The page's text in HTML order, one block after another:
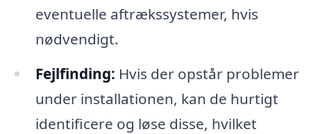
eventuelle aftrækssystemer, hvis
nødvendigt.
Fejlfinding: Hvis der opstår problemer
under installationen, kan de hurtigt
identificere og løse disse, hvilket